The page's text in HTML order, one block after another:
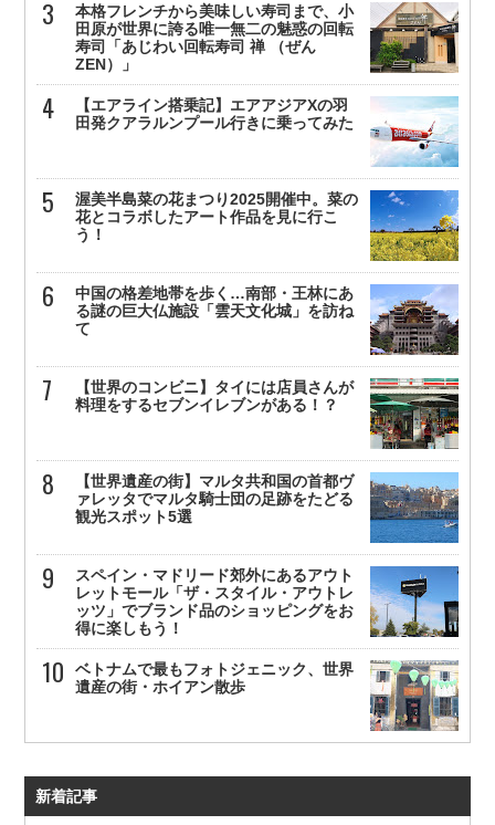
本格フレンチから美味しい寿司まで、小
田原が世界に誇る唯一無二の魅惑の回転
寿司「あじわい回転寿司 禅 （ぜん
ZEN）」
【エアライン搭乗記】エアアジアXの羽
田発クアラルンプール行きに乗ってみた
渥美半島菜の花まつり2025開催中。菜の
花とコラボしたアート作品を見に行こ
う！
中国の格差地帯を歩く…南部・王林にあ
る謎の巨大仏施設「雲天文化城」を訪ね
て
【世界のコンビニ】タイには店員さんが
料理をするセブンイレブンがある！？
【世界遺産の街】マルタ共和国の首都ヴ
ァレッタでマルタ騎士団の足跡をたどる
観光スポット5選
スペイン・マドリード郊外にあるアウト
レットモール「ザ・スタイル・アウトレ
ッツ」でブランド品のショッピングをお
得に楽しもう！
ベトナムで最もフォトジェニック、世界
遺産の街・ホイアン散歩
新着記事